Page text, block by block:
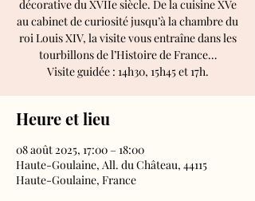
décorative du XVIIe siècle. De la cuisine XVe
au cabinet de curiosité jusqu’à la chambre du
roi Louis XIV, la visite vous entraîne dans les
tourbillons de l’Histoire de France…
Visite guidée : 14h30, 15h45 et 17h.
Heure et lieu
08 août 2025, 17:00 – 18:00
Haute-Goulaine, All. du Château, 44115
Haute-Goulaine, France